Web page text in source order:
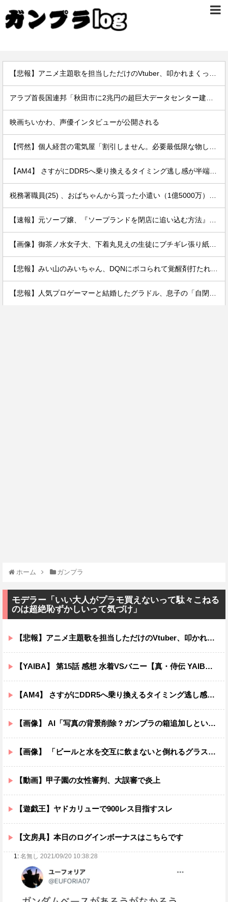
映画ちいかわ、声優インタビューが公開される
ホーム ガンプラ
モデラー「いい大人がプラモ買えないって駄々こねる
のは超絶恥ずかしいって気づけ」
【悲報】アニメ主題歌を担当しただけのVtuber、叩かれまくってしまう
【YAIBA】 第15話 感想 水着VSバニー【真・侍伝 YAIBA】
【AM4】 さすがにDDR5へ乗り換えるタイミング逃し感が半端ない
【画像】 AI「写真の背景削除？ガンプラの箱追加しといてあげよ????」
【画像】 「ビールと水を交互に飲まないと倒れるグラス」発売
【動画】甲子園の女性審判、大誤審で炎上
【遊戯王】ヤドカリューで900レス目指すスレ
【文房具】本日のログインボーナスはこちらです
1: 名無し 2021/09/20 10:38:28